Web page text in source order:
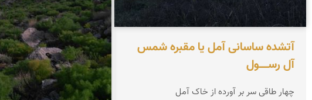
آتشده ساسانی آمل یا مقبره شمس
آل‌ رســـــول
چهار طاقی سر بر آورده از خاک آمل